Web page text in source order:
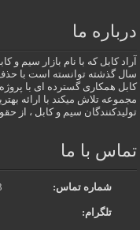
درباره ما
سال گذشته توانسته است با
کابل همکاری گسترده ای با
مجموعه تلاش میکند با ارائه
تولیدکنندگان سیم و کابل ، از
تماس با ما
شماره تماس:
تلگرام: